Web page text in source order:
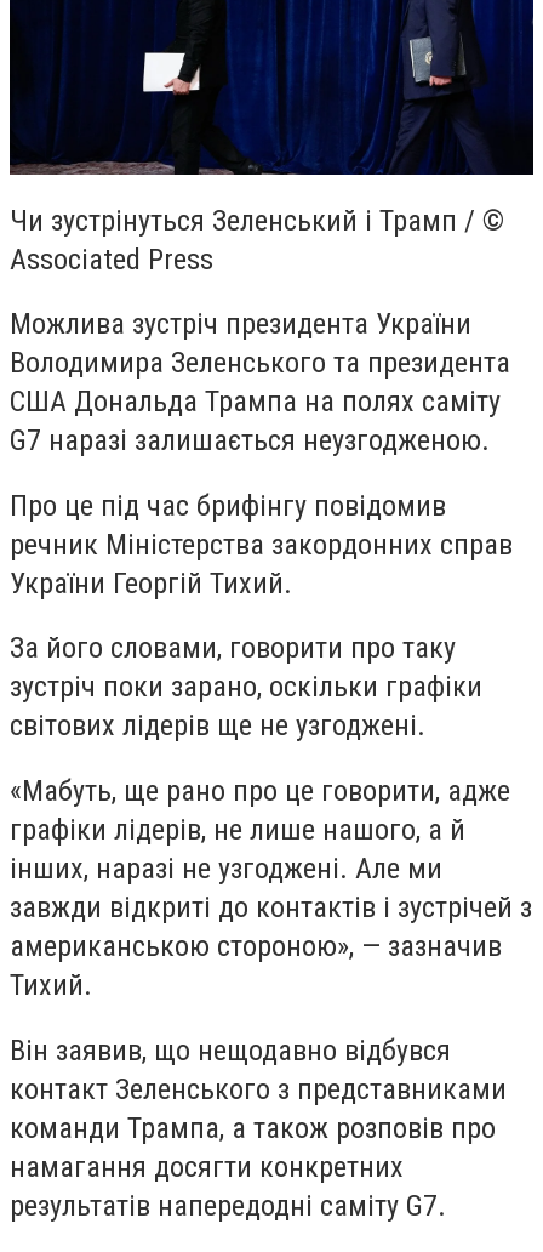
Чи зустрінуться Зеленський і Трамп / ©
Associated Press
Можлива зустріч президента України
Володимира Зеленського та президента
США Дональда Трампа на полях саміту
G7 наразі залишається неузгодженою.
Про це під час брифінгу повідомив
речник Міністерства закордонних справ
України Георгій Тихий.
За його словами, говорити про таку
зустріч поки зарано, оскільки графіки
світових лідерів ще не узгоджені.
«Мабуть, ще рано про це говорити, адже
графіки лідерів, не лише нашого, а й
інших, наразі не узгоджені. Але ми
завжди відкриті до контактів і зустрічей з
американською стороною», — зазначив
Тихий.
Він заявив, що нещодавно відбувся
контакт Зеленського з представниками
команди Трампа, а також розповів про
намагання досягти конкретних
результатів напередодні саміту G7.